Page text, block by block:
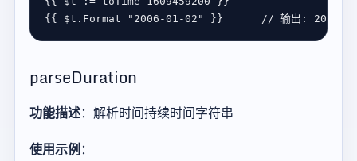
{{ $t . Format "2006-01-02" }}
parseDuration
功能描述：解析时间持续时间字符串
使用示例：